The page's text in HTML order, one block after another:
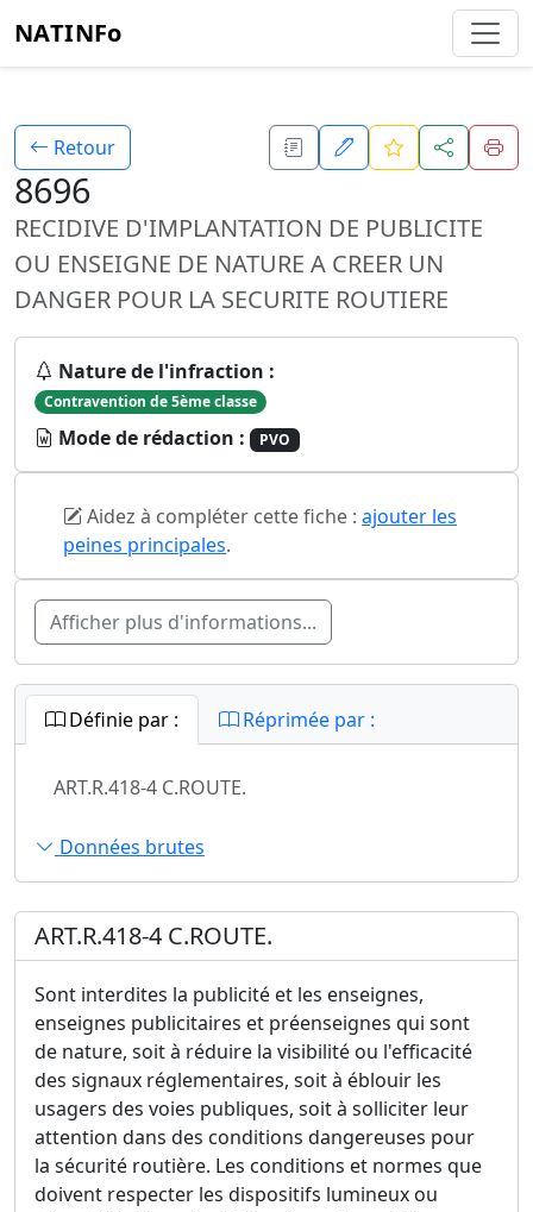
NATINFo
Retour
8696
RECIDIVE D'IMPLANTATION DE PUBLICITE
OU ENSEIGNE DE NATURE A CREER UN
DANGER POUR LA SECURITE ROUTIERE
Nature de l'infraction :
Contravention de 5ème classe
Mode de rédaction : PVO
Aidez à compléter cette fiche : ajouter les
peines principales.
Afficher plus d'informations...
Définie par : Réprimée par :
ART.R.418-4 C.ROUTE.
Données brutes
ART.R.418-4 C.ROUTE.
Sont interdites la publicité et les enseignes,
enseignes publicitaires et préenseignes qui sont
de nature, soit à réduire la visibilité ou l'efficacité
des signaux réglementaires, soit à éblouir les
usagers des voies publiques, soit à solliciter leur
attention dans des conditions dangereuses pour
la sécurité routière. Les conditions et normes que
doivent respecter les dispositifs lumineux ou